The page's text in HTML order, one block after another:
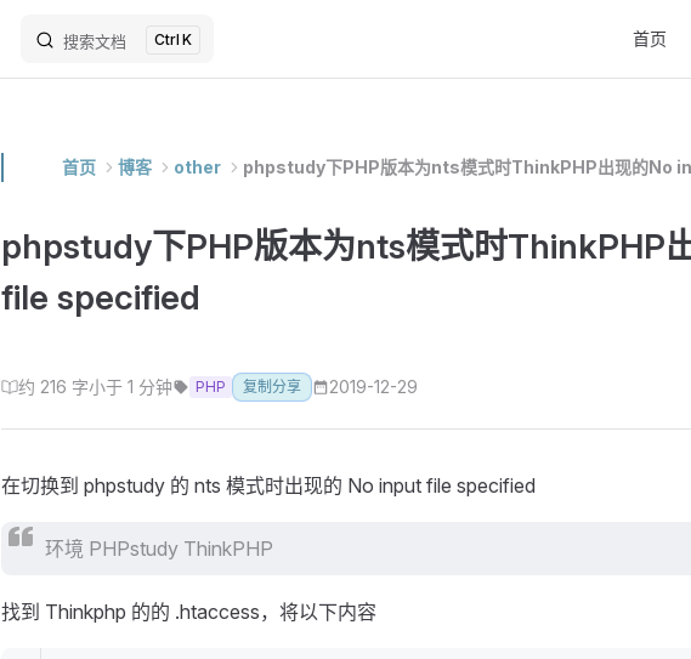
搜索文档 K 首页
首页 博客 other phpstudy下PHP版本为nts模式时ThinkPHP出现的No
phpstudy下PHP版本为nts模式时ThinkPHP
file specified
约 216 字小于 1 分钟 PHP 复制分享 2019-12-29
在切换到 phpstudy 的 nts 模式时出现的 No input file specified
环境 PHPstudy ThinkPHP
找到 Thinkphp 的的 .htaccess，将以下内容